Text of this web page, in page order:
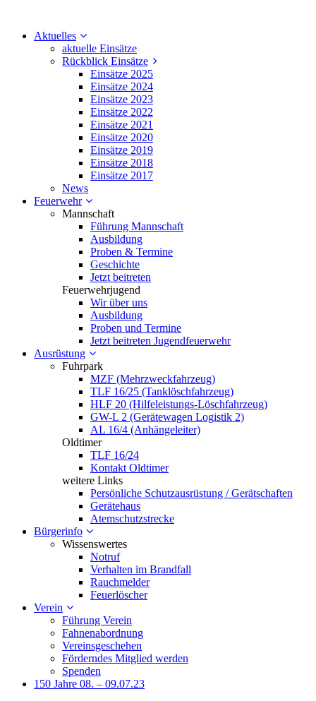
Aktuelles
aktuelle Einsätze
Rückblick Einsätze
Einsätze 2025
Einsätze 2024
Einsätze 2023
Einsätze 2022
Einsätze 2021
Einsätze 2020
Einsätze 2019
Einsätze 2018
Einsätze 2017
News
Feuerwehr
Mannschaft
Führung Mannschaft
Ausbildung
Proben & Termine
Geschichte
Jetzt beitreten
Feuerwehrjugend
Wir über uns
Ausbildung
Proben und Termine
Jetzt beitreten Jugendfeuerwehr
Ausrüstung
Fuhrpark
MZF (Mehrzweckfahrzeug)
TLF 16/25 (Tanklöschfahrzeug)
HLF 20 (Hilfeleistungs-Löschfahrzeug)
GW-L 2 (Gerätewagen Logistik 2)
AL 16/4 (Anhängeleiter)
Oldtimer
TLF 16/24
Kontakt Oldtimer
weitere Links
Persönliche Schutzausrüstung / Gerätschaften
Gerätehaus
Atemschutzstrecke
Bürgerinfo
Wissenswertes
Notruf
Verhalten im Brandfall
Rauchmelder
Feuerlöscher
Verein
Führung Verein
Fahnenabordnung
Vereinsgeschehen
Förderndes Mitglied werden
Spenden
150 Jahre 08. – 09.07.23